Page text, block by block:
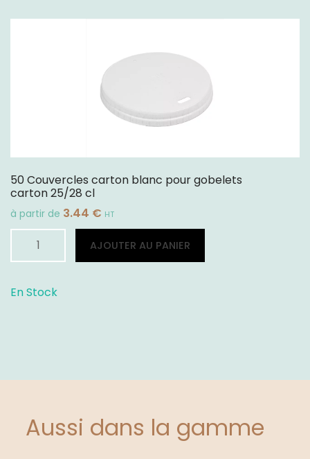
50 Couvercles carton blanc pour gobelets
carton 25/28 cl
à partir de 3.44 € HT
Couvercles
AJOUTER AU PANIER
Alternative:
En Stock
Aussi dans la gamme